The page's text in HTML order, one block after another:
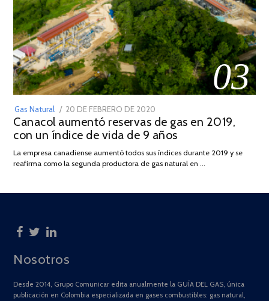
03
Gas Natural
POSTED
ON
20 DE FEBRERO DE 2020
DE
JULIO
2025
Canacol aumentó reservas de gas en 2019,
con un índice de vida de 9 años
La empresa canadiense aumentó todos sus índices durante 2019 y se
reafirma como la segunda productora de gas natural en …
Nosotros
Desde 2014, Grupo Comunicar edita anualmente la GUÍA DEL GAS, única
publicación en Colombia especializada en gases combustibles: gas natural,